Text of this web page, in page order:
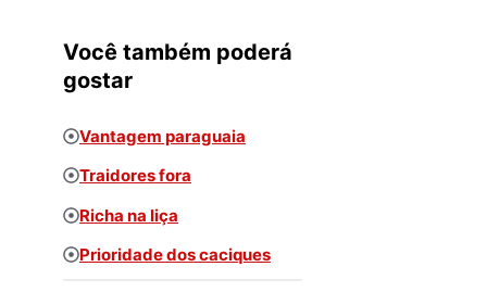
Você também poderá
gostar
Vantagem paraguaia
Traidores fora
Richa na liça
Prioridade dos caciques